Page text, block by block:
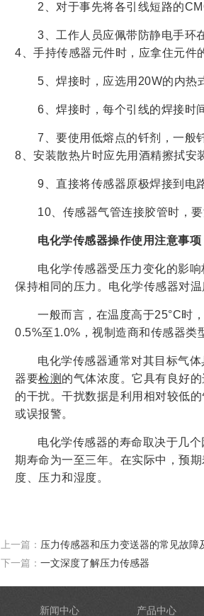
2、对于事先将各引线短路的
3、工作人员应佩带防静电手环
4、手持传感器元件时，应拿住元件
5、焊接时，应选用20W的内热
6、焊接时，每个引线的焊接时
7、要使用低熔点的钎剂，一般
8、安装散热片时应先用酒精擦拭安
9、直接将传感器原极焊接到
10、传感器气管连接胶管时，
电化学传感器操作使用注意事项
电化学传感器受压力变化的影
保持相同的压力。电化学传感器对
一般而言，在温度高于25°C时
0.5%至1.0%，视制造商和传感器类
电化学传感器通常对其目标气
器要检测 的气体浓度。它具有良好
的干扰。干扰数据是利用相对较低
或误报警。
电化学传感器的寿命取决于几
期寿命为一至三年。在实际中，预
度、压力和湿度。
上一篇： 压力传感器和压力变送器的常见故障
下一篇： 一文深度了解压力传感器
新闻中心 产品中心